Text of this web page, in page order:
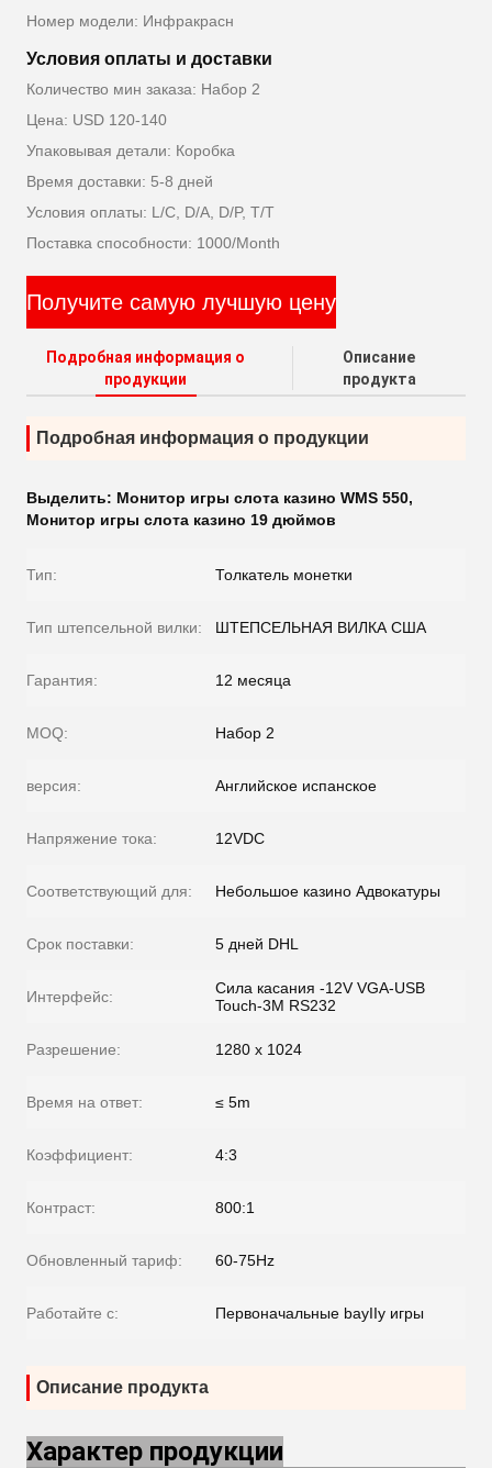
Номер модели: Инфракрасн
Условия оплаты и доставки
Количество мин заказа: Набор 2
Цена: USD 120-140
Упаковывая детали: Коробка
Время доставки: 5-8 дней
Условия оплаты: L/C, D/A, D/P, T/T
Поставка способности: 1000/Month
Получите самую лучшую цену
Подробная информация о
продукции
Описание
продукта
Подробная информация о продукции
Выделить: Монитор игры слота казино WMS 550,
Монитор игры слота казино 19 дюймов
Тип: Толкатель монетки
Тип штепсельной вилки: ШТЕПСЕЛЬНАЯ ВИЛКА США
Гарантия: 12 месяца
MOQ: Набор 2
версия: Английское испанское
Напряжение тока: 12VDC
Соответствующий для: Небольшое казино Адвокатуры
Срок поставки: 5 дней DHL
Интерфейс:
Сила касания -12V VGA-USB
Touch-3M RS232
Разрешение: 1280 x 1024
Время на ответ: ≤ 5m
Коэффициент: 4:3
Контраст: 800:1
Обновленный тариф: 60-75Hz
Работайте с: Первоначальные bayIIy игры
Описание продукта
Характер продукции